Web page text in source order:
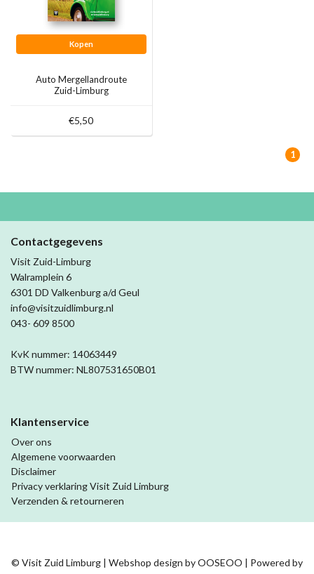
Kopen
Auto Mergellandroute
Zuid-Limburg
€5,50
1
Contactgegevens
Visit Zuid-Limburg
Walramplein 6
6301 DD Valkenburg a/d Geul
info@visitzuidlimburg.nl
043- 609 8500
KvK nummer: 14063449
BTW nummer: NL807531650B01
Klantenservice
Over ons
Algemene voorwaarden
Disclaimer
Privacy verklaring Visit Zuid Limburg
Verzenden & retourneren
© Visit Zuid Limburg | Webshop design byOOSEOO | Powered by